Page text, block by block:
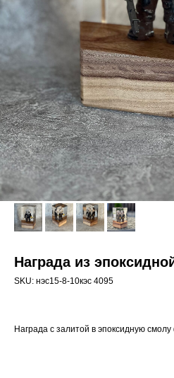
Награда из
SKU: нэс15-8-10кэс 4095
Награда с залитой в эпоксидную